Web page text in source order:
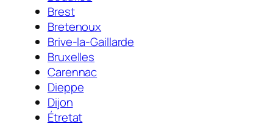
Brest
Bretenoux
Brive-la-Gaillarde
Bruxelles
Carennac
Dieppe
Dijon
Étretat